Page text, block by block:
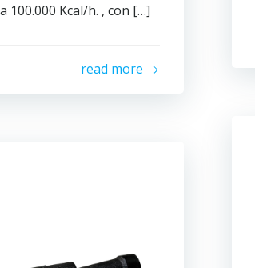
100.000 Kcal/h. , con […]
read more